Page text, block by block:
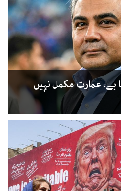
ہے، عمارت مکمل نہیں